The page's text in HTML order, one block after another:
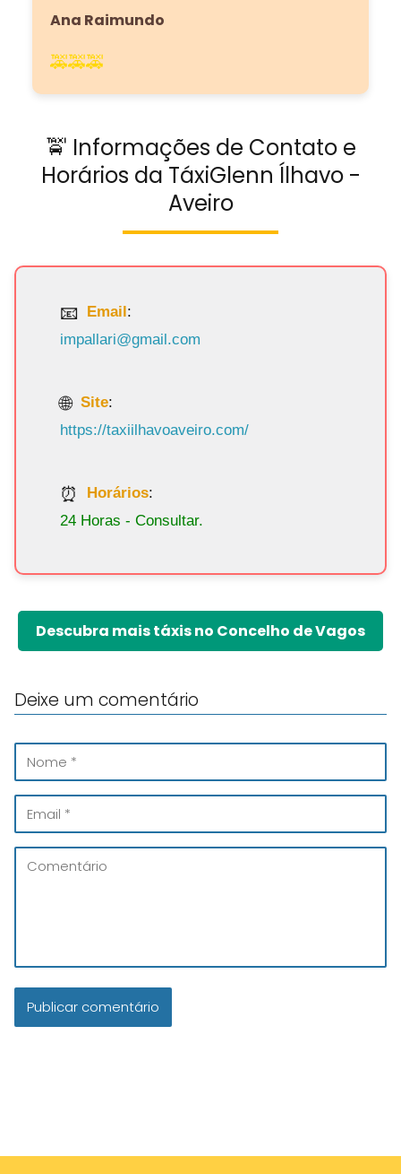
Ana Raimundo
🚕🚕🚕
🚖 Informações de Contato e
Horários da TáxiGlenn Ílhavo -
Aveiro
Email:
impallari@gmail.com
Site:
https://taxiilhavoaveiro.com/
Horários:
24 Horas - Consultar.
Descubra mais táxis no Concelho de Vagos
Deixe um comentário